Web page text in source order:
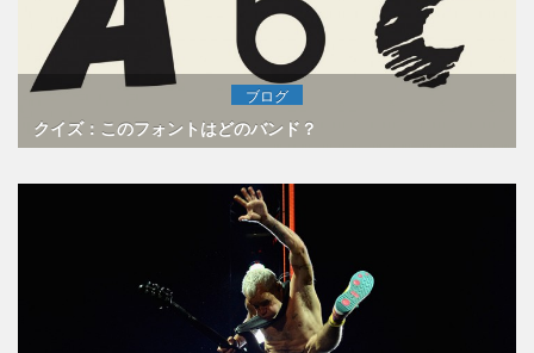
ブログ
クイズ：このフォントはどのバンド？